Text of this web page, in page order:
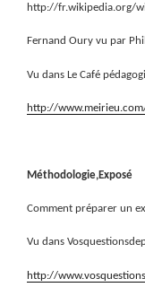
http://fr.wikipedia.org/
Fernand Oury vu par
Vu dans Le Café
http://
Méthodologie,Exposé
Comment préparer un
Vu dans
http://